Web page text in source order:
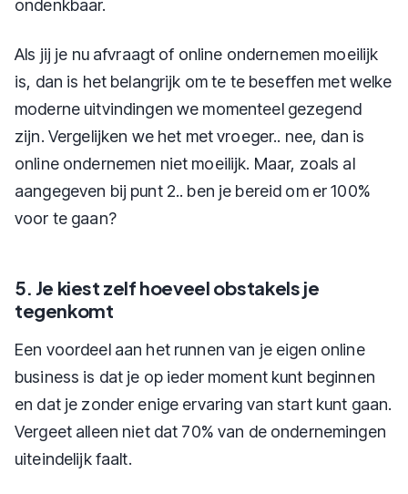
ondenkbaar.
Als jij je nu afvraagt of online ondernemen moeilijk
is, dan is het belangrijk om te te beseffen met welke
moderne uitvindingen we momenteel gezegend
zijn. Vergelijken we het met vroeger.. nee, dan is
online ondernemen niet moeilijk. Maar, zoals al
aangegeven bij punt 2.. ben je bereid om er 100%
voor te gaan?
5. Je kiest zelf hoeveel obstakels je
tegenkomt
Een voordeel aan het runnen van je eigen online
business is dat je op ieder moment kunt beginnen
en dat je zonder enige ervaring van start kunt gaan.
Vergeet alleen niet dat 70% van de ondernemingen
uiteindelijk faalt.